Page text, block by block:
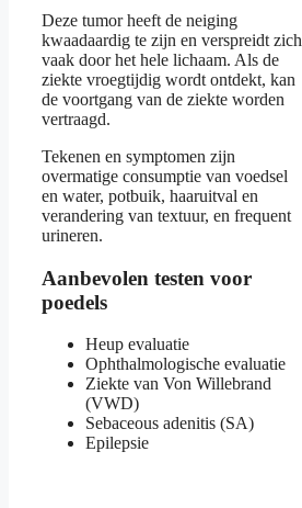
Deze tumor heeft de neiging
kwaadaardig te zijn en verspreidt zich
vaak door het hele lichaam. Als de
ziekte vroegtijdig wordt ontdekt, kan
de voortgang van de ziekte worden
vertraagd.
Tekenen en symptomen zijn
overmatige consumptie van voedsel
en water, potbuik, haaruitval en
verandering van textuur, en frequent
urineren.
Aanbevolen testen voor
poedels
Heup evaluatie
Ophthalmologische evaluatie
Ziekte van Von Willebrand
(VWD)
Sebaceous adenitis (SA)
Epilepsie